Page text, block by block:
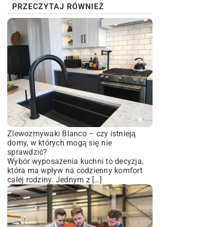
PRZECZYTAJ RÓWNIEŻ
Zlewozmywaki Blanco – czy istnieją
domy, w których mogą się nie
sprawdzić?
Wybór wyposażenia kuchni to decyzja,
która ma wpływ na codzienny komfort
całej rodziny. Jednym z […]